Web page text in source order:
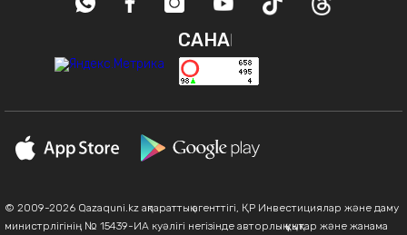
САНАҚ
© 2009-2026 Qazaquni.kz ақпараттық агенттігі, ҚР Инвестициялар және даму
министрлігінің № 15439-ИА куәлігі негізінде авторлық құқықтар және жанама